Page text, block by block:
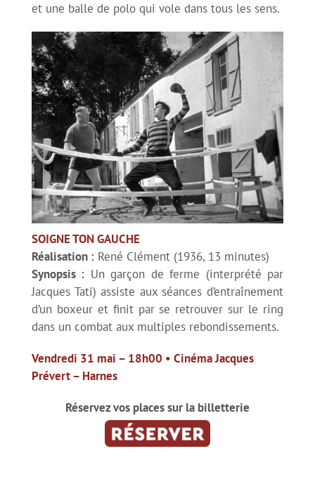
et une balle de polo qui vole dans tous les sens.
SOIGNE TON GAUCHE
Réalisation :René Clément (1936, 13 minutes)
Synopsis : Un garçon de ferme (interprété par
Jacques Tati) assiste aux séances d’entraînement
d’un boxeur et finit par se retrouver sur le ring
dans un combat aux multiples rebondissements.
Vendredi 31 mai – 18h00 • Cinéma Jacques
Prévert – Harnes
Réservez vos places sur la billetterie